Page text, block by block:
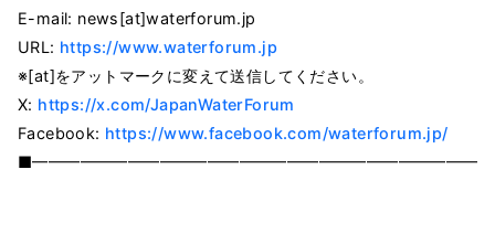
E-mail: news[at]waterforum.jp
URL: https://www.waterforum.jp
※[at]をアットマークに変えて送信してください。
X: https://x.com/JapanWaterForum
Facebook: https://www.facebook.com/waterforum.jp/